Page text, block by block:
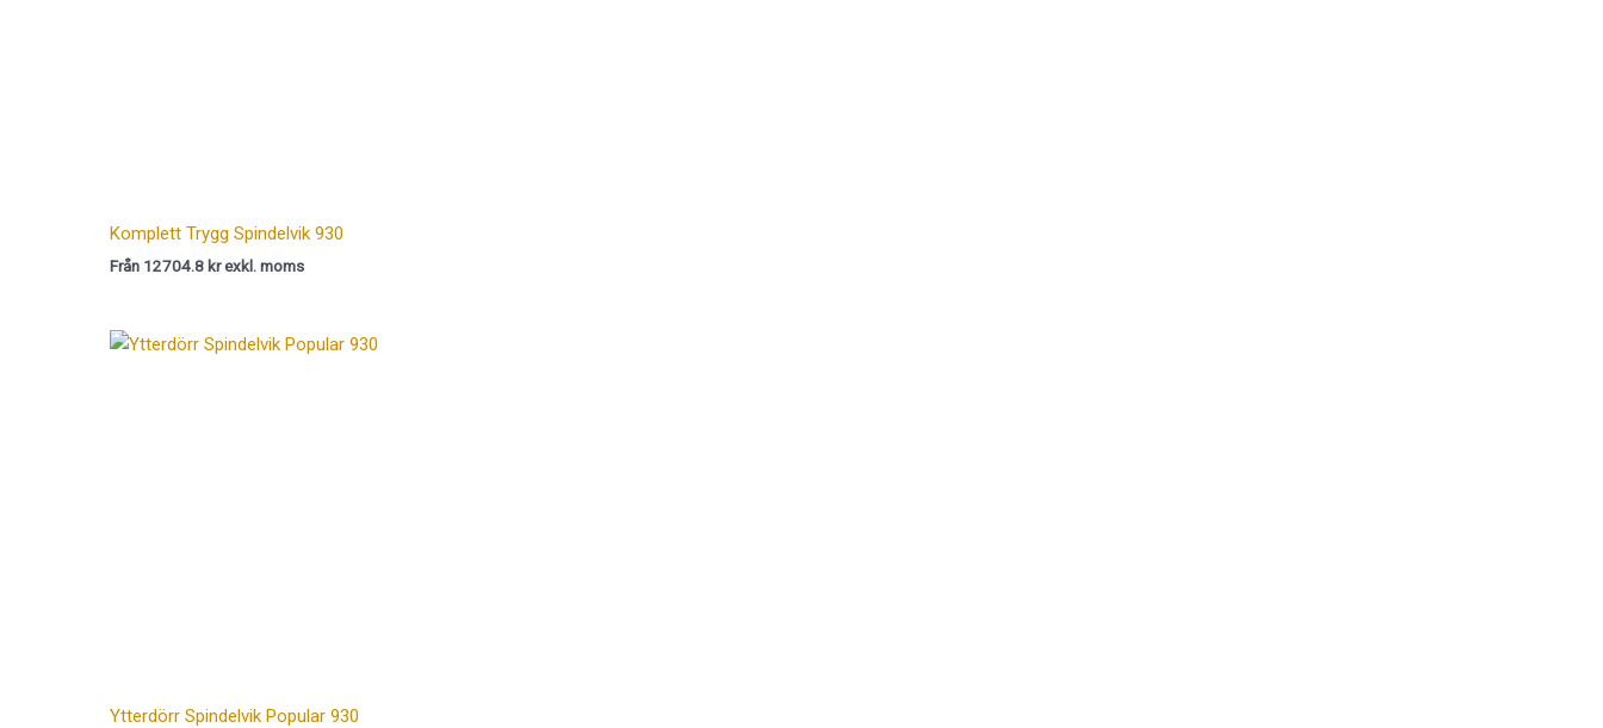
Komplett Trygg Spindelvik 930
Från 12704.8 kr exkl. moms
Ytterdörr Spindelvik Popular 930